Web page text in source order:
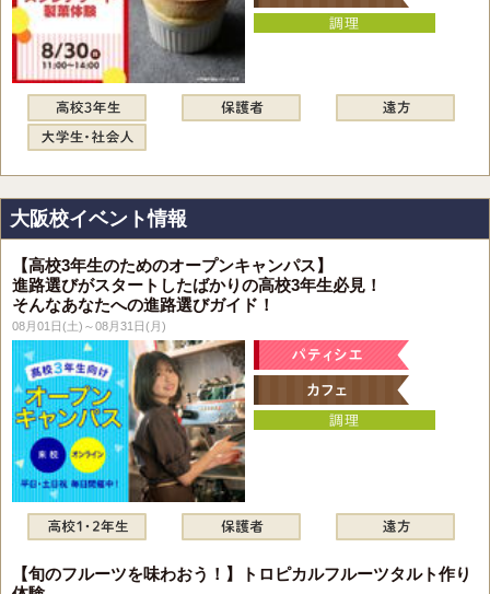
大阪校イベント情報
【高校3年生のためのオープンキャンパス】
進路選びがスタートしたばかりの高校3年生必見！
そんなあなたへの進路選びガイド！
08月01日(土)～08月31日(月)
【旬のフルーツを味わおう！】トロピカルフルーツタルト作り